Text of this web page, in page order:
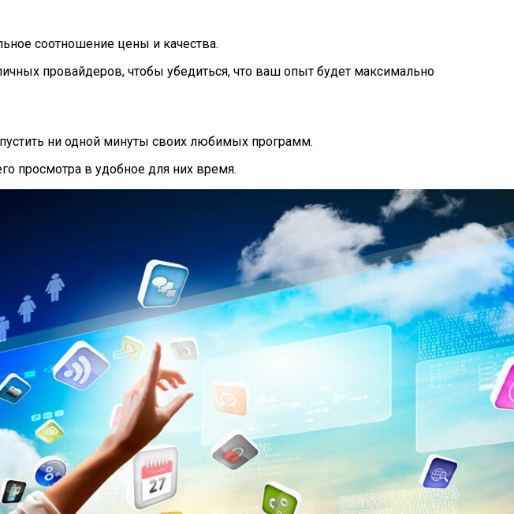
соотношение цены и качества.
провайдеров, чтобы убедиться, что ваш опыт будет максимально
ни одной минуты своих любимых программ.
просмотра в удобное для них время.